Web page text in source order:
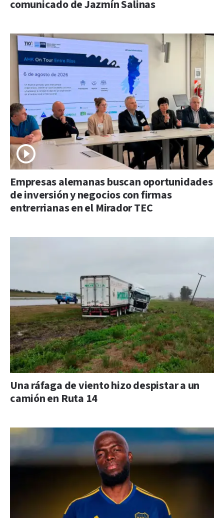
comunicado de Jazmín Salinas
Empresas alemanas buscan oportunidades
de inversión y negocios con firmas
entrerrianas en el Mirador TEC
Una ráfaga de viento hizo despistar a un
camión en Ruta 14